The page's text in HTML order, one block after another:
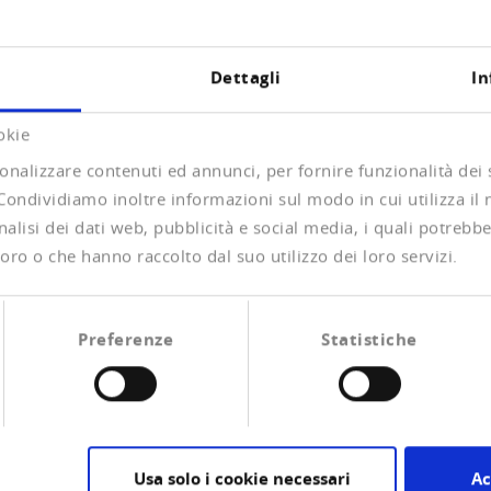
Dettagli
contenuti ed annunci, per fornire funzionalità dei
inoltre informazioni sul modo in cui utilizza il
dei dati web, pubblicità e social media, i quali
o che hanno raccolto dal suo utilizzo dei loro servizi.
Preferenze Statistiche
Usa solo i cookie necessari
offre non solo il sostegno tecnico, ma anche un
la Creditreform, con CrediCONNECT, vi propone
vostri processi aziendali. Sia l’integrazione in una
applicazione web – l’interfaccia standardizzata
esigenze. Lo scambio elettronico è basato sul
offerti dalla Creditreform, sono anche disponibili
di automazione può essere selezionato
i sistemi completamente automatizzati, come le
L'integrazione con CrediCONNECT è possibile
individuale per: